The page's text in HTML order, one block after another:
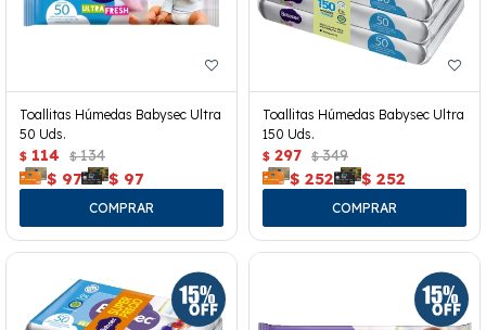
Toallitas Húmedas Babysec Ultra
50 Uds.
$ 114 $ 134
$ 97 $ 97
Toallitas Húmedas Babysec Ultra
150 Uds.
$ 297 $ 349
$ 252 $ 252